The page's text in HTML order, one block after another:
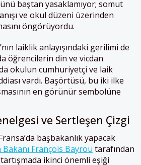
baştan yasaklamıyor; somut
ve okul düzeni üzerinden
öngörüyordu.
laiklik anlayışındaki gerilimi de
öğrencilerin din ve vicdan
okulun cumhuriyetçi ve laik
vardı. Başörtüsü, bu iki ilke
en görünür sembolüne
ve Sertleşen Çizgi
başbakanlık yapacak
François Bayrou tarafından
ikinci önemli eşiği